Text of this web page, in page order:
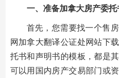
一、准备加拿大房产委托
首先，您需要找一个售
网加拿大翻译公证处网站下
托书和声明书的模板，都是
可以用国内房产交易部门或